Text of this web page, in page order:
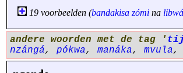
19 voorbeelden (bandakisa zómi na libwá
andere woorden met de tag '
nzángá, pókwa, manáka, mvula,